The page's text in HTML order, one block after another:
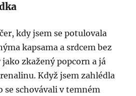
kdy jsem se potulovala
kapsama a srdcem bez
zkažený popcorn a já
Když jsem zahlédla
se schovávali v temném